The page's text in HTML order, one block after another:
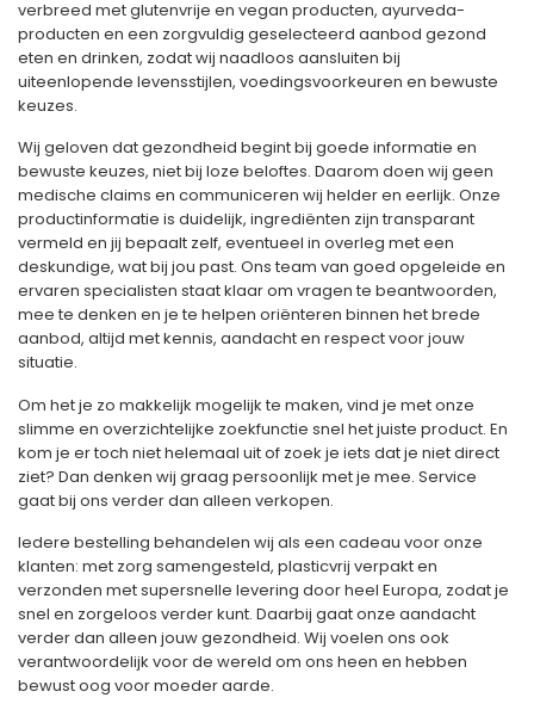
verbreed met glutenvrije en vegan producten, ayurveda-
producten en een zorgvuldig geselecteerd aanbod gezond
eten en drinken, zodat wij naadloos aansluiten bij
uiteenlopende levensstijlen, voedingsvoorkeuren en bewuste
keuzes.
Wij geloven dat gezondheid begint bij goede informatie en
bewuste keuzes, niet bij loze beloftes. Daarom doen wij geen
medische claims en communiceren wij helder en eerlijk. Onze
productinformatie is duidelijk, ingrediënten zijn transparant
vermeld en jij bepaalt zelf, eventueel in overleg met een
deskundige, wat bij jou past. Ons team van goed opgeleide en
ervaren specialisten staat klaar om vragen te beantwoorden,
mee te denken en je te helpen oriënteren binnen het brede
aanbod, altijd met kennis, aandacht en respect voor jouw
situatie.
Om het je zo makkelijk mogelijk te maken, vind je met onze
slimme en overzichtelijke zoekfunctie snel het juiste product. En
kom je er toch niet helemaal uit of zoek je iets dat je niet direct
ziet? Dan denken wij graag persoonlijk met je mee. Service
gaat bij ons verder dan alleen verkopen.
Iedere bestelling behandelen wij als een cadeau voor onze
klanten: met zorg samengesteld, plasticvrij verpakt en
verzonden met supersnelle levering door heel Europa, zodat je
snel en zorgeloos verder kunt. Daarbij gaat onze aandacht
verder dan alleen jouw gezondheid. Wij voelen ons ook
verantwoordelijk voor de wereld om ons heen en hebben
bewust oog voor moeder aarde.